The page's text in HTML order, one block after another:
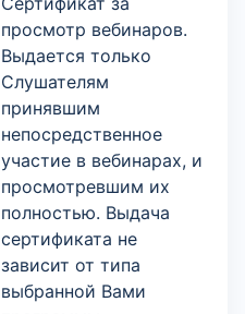
просмотр вебинаров.
Выдается только
Слушателям
принявшим
непосредственное
участие в вебинарах, и
просмотревшим их
полностью. Выдача
сертификата не
зависит от типа
выбранной Вами